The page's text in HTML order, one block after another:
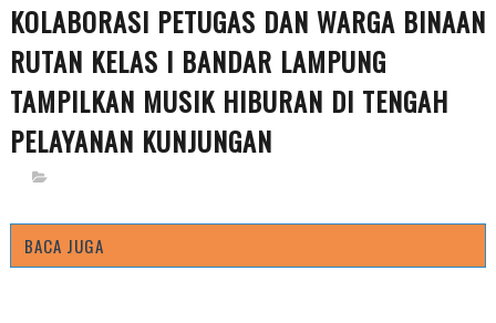
KOLABORASI PETUGAS DAN WARGA BINAAN
RUTAN KELAS I BANDAR LAMPUNG
TAMPILKAN MUSIK HIBURAN DI TENGAH
PELAYANAN KUNJUNGAN
BACA JUGA